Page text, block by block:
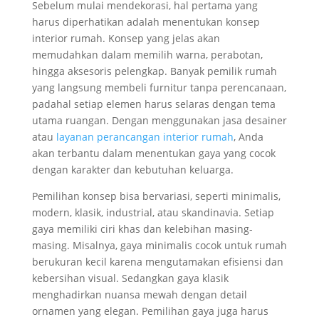
Sebelum mulai mendekorasi, hal pertama yang
harus diperhatikan adalah menentukan konsep
interior rumah. Konsep yang jelas akan
memudahkan dalam memilih warna, perabotan,
hingga aksesoris pelengkap. Banyak pemilik rumah
yang langsung membeli furnitur tanpa perencanaan,
padahal setiap elemen harus selaras dengan tema
utama ruangan. Dengan menggunakan jasa desainer
atau layanan perancangan interior rumah, Anda
akan terbantu dalam menentukan gaya yang cocok
dengan karakter dan kebutuhan keluarga.
Pemilihan konsep bisa bervariasi, seperti minimalis,
modern, klasik, industrial, atau skandinavia. Setiap
gaya memiliki ciri khas dan kelebihan masing-
masing. Misalnya, gaya minimalis cocok untuk rumah
berukuran kecil karena mengutamakan efisiensi dan
kebersihan visual. Sedangkan gaya klasik
menghadirkan nuansa mewah dengan detail
ornamen yang elegan. Pemilihan gaya juga harus